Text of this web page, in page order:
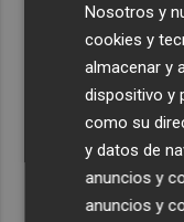
Roig Arena
horas con
Italia rechaza el
suspensión de
Nosotros y
cookies y
almacenar y
dispositivo y
como su
y datos de
anuncios y
anuncios y